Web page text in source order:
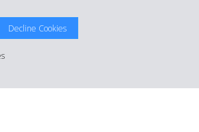
Decline Cookies
System, Inc.
| Conditions d'utilisation du site